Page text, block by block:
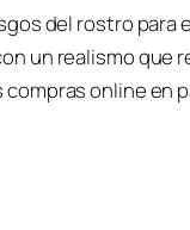
del rostro para
un realismo que
online en